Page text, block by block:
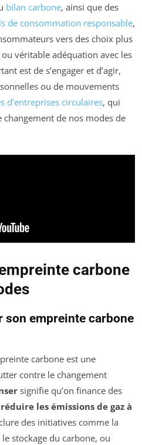
bilan carbone, ainsi que des
de consommation responsable,
vers des choix plus
véritable adéquation avec les
est de s’engager et d’agir,
ou de mouvements
d’entreprises circulaires, qui
de nos modes de
carbone
son empreinte carbone
carbone est une
contre le changement
signifie qu’on finance des
réduire les émissions de gaz à
des initiatives comme la
stockage du carbone, ou